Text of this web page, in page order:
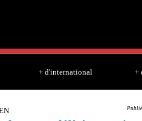
+ d'international +